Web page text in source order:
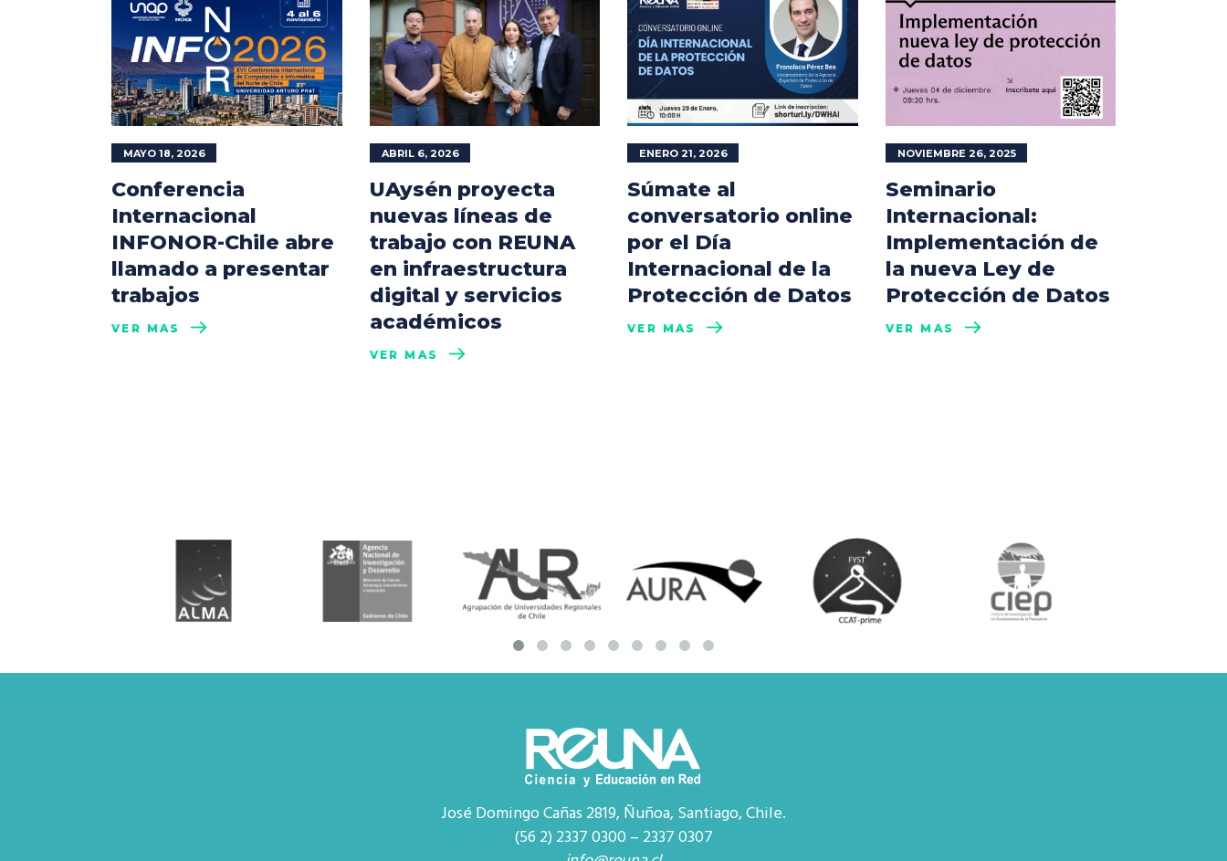
MAYO 18, 2026
Conferencia
Internacional
INFONOR-Chile abre
llamado a presentar
trabajos
VER MÁS
ABRIL 6, 2026
UAysén proyecta
nuevas líneas de
trabajo con REUNA
en infraestructura
digital y servicios
académicos
VER MÁS
ENERO 21, 2026
Súmate al
conversatorio online
por el Día
Internacional de la
Protección de Datos
VER MÁS
NOVIEMBRE 26, 2025
Seminario
Internacional:
Implementación de
la nueva Ley de
Protección de Datos
VER MÁS
José Domingo Cañas 2819, Ñuñoa, Santiago, Chile.
(56 2) 2337 0300 – 2337 0307